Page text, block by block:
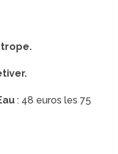
: 48 euros les 75